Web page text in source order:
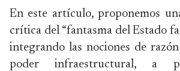
En este artículo, proponemos
crítica del “fantasma del Estado
integrando las nociones de
poder infraestructural, a